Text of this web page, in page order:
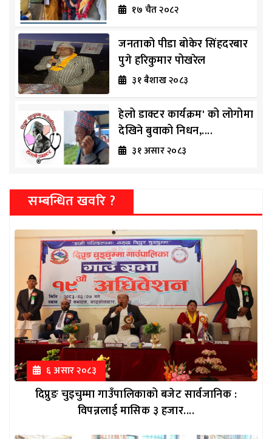
१७ चैत २०८२
जनताको पीडा बोकेर सिंहदरबार
पुगे हरिकुमार पोखरेल
३१ ब‌ैशाख २०८३
हेलो डाक्टर कार्यक्रम' को लोगोमा
देखिने बुवाको निधन,....
३१ असार २०८३
सम्बन्धित खवरि ?
६ असार २०८३
दिप्रुङ चुइचुम्मा गाउँपालिकाको बजेट सार्वजानिक :
विपन्नलाई मासिक ३ हजार....